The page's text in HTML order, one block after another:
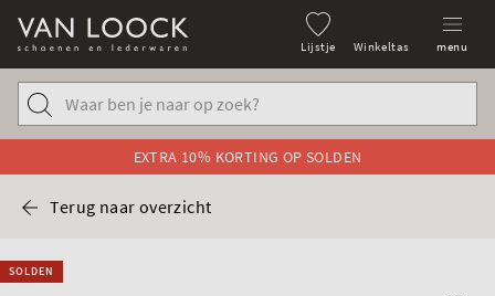
Lijstje Winkeltas menu
EXTRA 10% KORTING OP SOLDEN
Terug naar overzicht
SOLDEN